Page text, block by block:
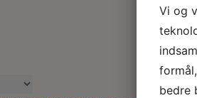
Vi og
bedre